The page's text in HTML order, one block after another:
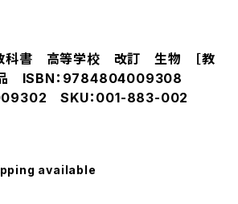
科書 高等学校 改訂 生物 ［教
品 ISBN：9784804009308
SKU：001-883-002
available